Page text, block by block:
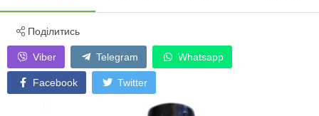
Поділитись
Viber Telegram Whatsapp
Facebook Twitter